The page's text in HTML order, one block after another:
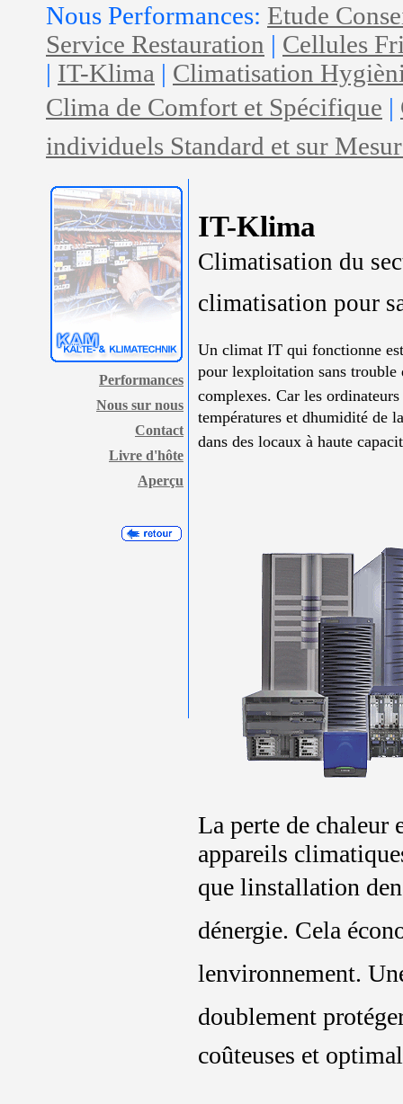
Nous Performances: Etude
Service Restauration | Cellules
| IT-Klima | Climatisation
Clima de Comfort et Spécifique |
individuels Standard et sur
Performances
Nous sur nous
Contact
Livre d'hôte
Aperçu
IT-Klima
Climatisation du
climatisation pour
Un climat IT qui fonctionne
pour lexploitation sans
complexes. Car les
températures et dhumidité de
dans des locaux à haute
La perte de chaleur
appareils
que linstallation
dénergie. Cela
lenvironnement.
doublement
coûteuses et